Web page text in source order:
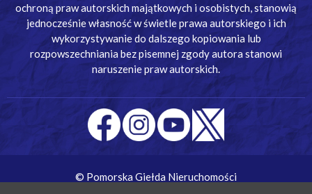
ochroną praw autorskich majątkowych i osobistych, stanowią
jednocześnie własność w świetle prawa autorskiego i ich
wykorzystywanie do dalszego kopiowania lub
rozpowszechniania bez pisemnej zgody autora stanowi
naruszenie praw autorskich.
© Pomorska Giełda Nieruchomości